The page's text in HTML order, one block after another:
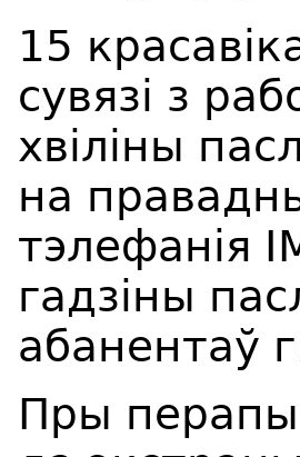
15 красав
сувязі з
хвіліны
на
тэлефанiя
гадзіны
абанентаў
Пры